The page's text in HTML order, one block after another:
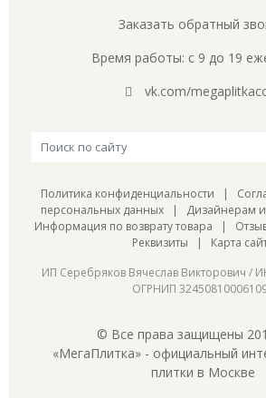
Заказать обратный
Время работы: с 9 до 19
vk.com/
Политика конфиденциальности |
персональных данных | Дизайнерам
Информация по возврату товара |
Реквизиты | Карта
ИП Серебряков Вячеслав Викторович /
ОГРНИП
© Все права защищены
«МегаПлитка» - официальный
плитки в Москве